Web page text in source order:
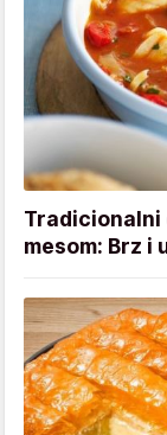
Tradicionalni
mesom: Brz i